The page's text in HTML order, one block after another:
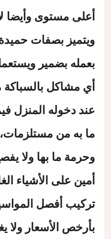
أعلى مستوى وأيضا
ويتميز بصفات حميدة
بعمله بضمير
أي مشاكل بالسباكة
عند دخوله المنزل
ما به من
وحرمة ما بها ولا
أمين على الأشياء
تركيب أفصل
بأرخص الأسعار ولا